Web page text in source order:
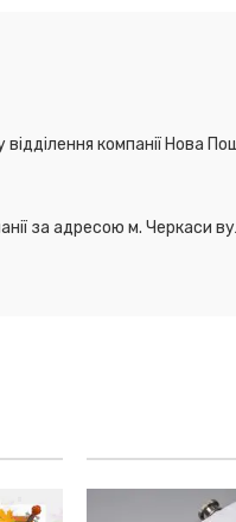
компанії Нова
за адресою м. Черкаси